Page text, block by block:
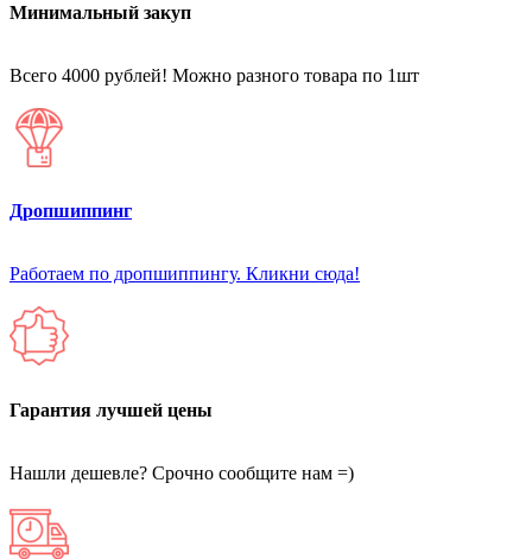
Минимальный закуп
Всего 4000 рублей! Можно разного товара по 1шт
Дропшиппинг
Работаем по дропшиппингу. Кликни сюда!
Гарантия лучшей цены
Нашли дешевле? Срочно сообщите нам =)